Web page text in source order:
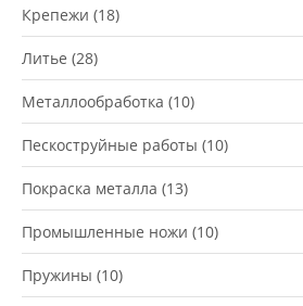
Крепежи (18)
Литье (28)
Металлообработка (10)
Пескоструйные работы (10)
Покраска металла (13)
Промышленные ножи (10)
Пружины (10)